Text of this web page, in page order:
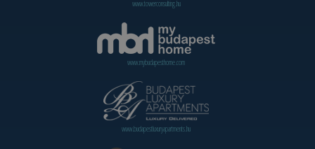
www.towerconsulting.hu
www.mybudapesthome.com
www.budapestluxuryapartments.hu